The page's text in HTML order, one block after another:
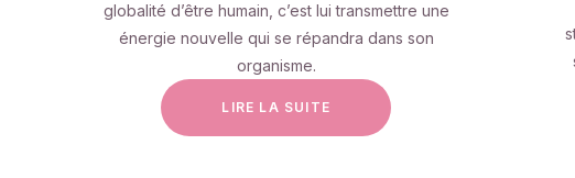
globalité d’être humain, c’est lui transmettre une
énergie nouvelle qui se répandra dans son
organisme.
LIRE LA SUITE